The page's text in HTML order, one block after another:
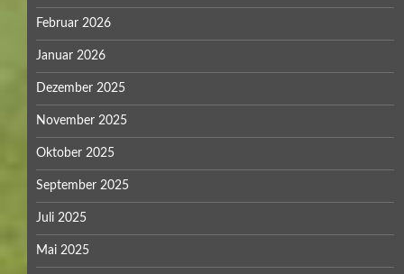
Februar 2026
Januar 2026
Dezember 2025
November 2025
Oktober 2025
September 2025
Juli 2025
Mai 2025